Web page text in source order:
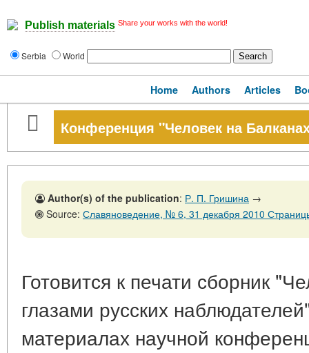
Publish materials Share your works with the world!
Serbia World
Home Authors Articles
Конференция "Человек на
Author(s) of the publication: Р. П. Гришина →
Source: Славяноведение, № 6, 31 декабря 2010
Готовится к печати сборник
глазами русских
материалах научной